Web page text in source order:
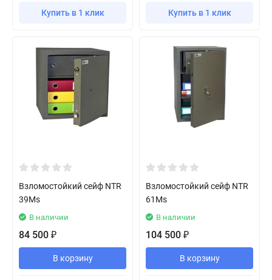
Купить в 1 клик Купить в 1 клик
Взломостойкий сейф NTR
39Ms
В наличии
84 500 ₽
В корзину
Взломостойкий сейф NTR
61Ms
В наличии
104 500 ₽
В корзину